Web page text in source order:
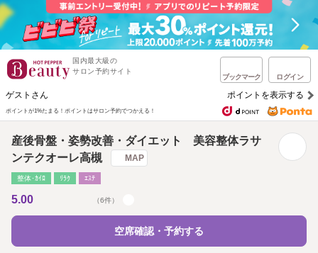
国内最大級の
サロン予約サイト
ブックマーク ログイン
ゲストさん ポイントを表示する
ポイントが1%たまる！ ポイントはサロン予約でつかえる！
産後骨盤・姿勢改善・ダイエット 美容整体ラサ
ンテクオーレ高槻
MAP
整体･ｶｲﾛ ﾘﾗｸ ｴｽﾃ
5.00 （6件）
空席確認・予約する